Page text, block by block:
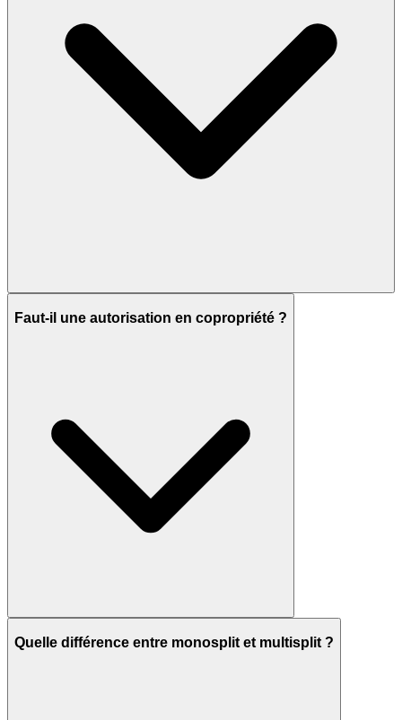
Faut-il une autorisation en copropriété ?
Quelle différence entre monosplit et multisplit ?